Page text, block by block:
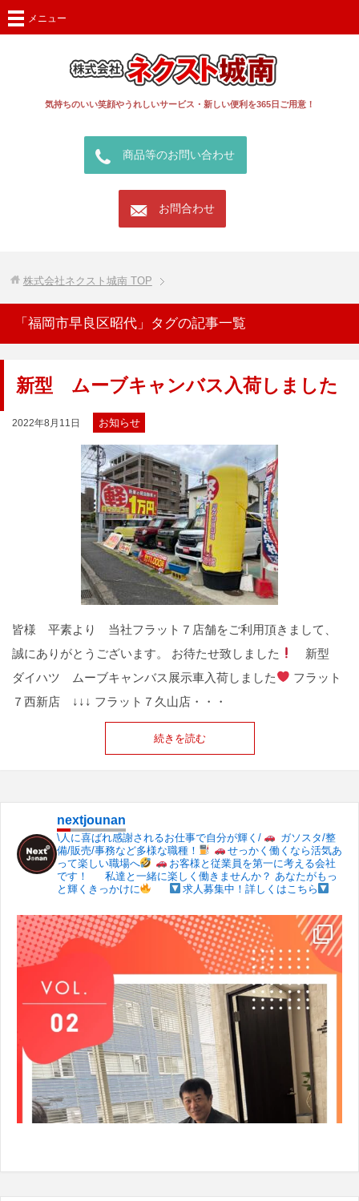
気持ちのいい笑顔やうれしいサービス・新しい便利を365日ご用意！
call 商品等のお問い合わせ
mail お問合わせ
メニュー
株式会社ネクスト城南TOP
「福岡市早良区昭代」タグの記事一覧
新型 ムーブキャンバス入荷しました
2022年8月11日 お知らせ
皆様 平素より 当社フラット７店舗をご利用頂きまして、
誠にありがとうございます。 お待たせ致しました
新型
ダイハツ ムーブキャンバス展示車入荷しました
フラット
７西新店 ↓↓↓ フラット７久山店・・・
続きを読む
nextjounan
\人に喜ばれ感謝されるお仕事で自分が輝く/
ガソスタ/整
備/販売/事務など多様な職種！
せっかく働くなら活気あ
って楽しい職場へ
お客様と従業員を第一に考える会社
です！
私達と一緒に楽しく働きませんか？ あなたがもっ
と輝くきっかけに
求人募集中！詳しくはこちら